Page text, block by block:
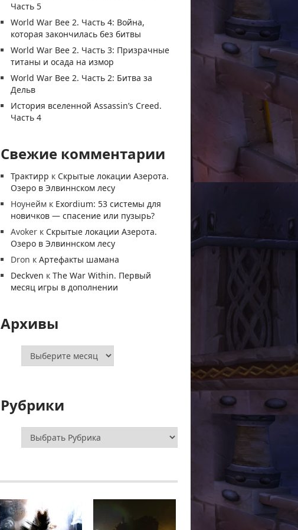
Часть 5
World War Bee 2. Часть 4: Война,
которая закончилась без битвы
World War Bee 2. Часть 3: Призрачные
титаны и осада на измор
World War Bee 2. Часть 2: Битва за
Дельв
История вселенной Assassin’s Creed.
Часть 4
Свежие комментарии
Трактирр к Скрытые локации Азерота.
Озеро в Элвиннском лесу
Ноунейм к Exordium: 53 системы для
новичков — спасение или пузырь?
Avoker к Скрытые локации Азерота.
Озеро в Элвиннском лесу
Dron кАртефакты шамана
Deckven кThe War Within. Первый
месяц игры в дополнении
Архивы
Архивы
Рубрики
Рубрики